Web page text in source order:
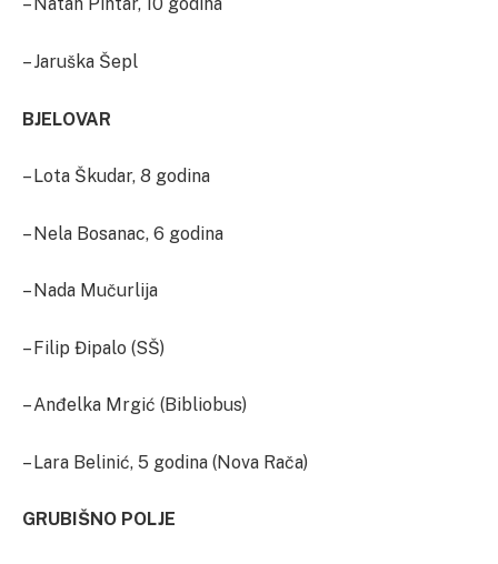
– Natan Pintar, 10 godina
– Jaruška Šepl
BJELOVAR
– Lota Škudar, 8 godina
– Nela Bosanac, 6 godina
– Nada Mučurlija
– Filip Đipalo (SŠ)
– Anđelka Mrgić (Bibliobus)
– Lara Belinić, 5 godina (Nova Rača)
GRUBIŠNO POLJE